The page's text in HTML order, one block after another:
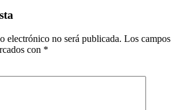
electrónico no será publicada. Los campos
con *